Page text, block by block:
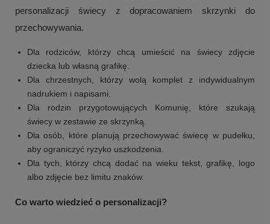
+2
Zobacz więcej
personalizacji świecy z dopracowaniem skrzynki do
przechowywania.
Dla rodziców, którzy chcą umieścić na świecy zdjęcie
dziecka lub własną grafikę.
Dla chrzestnych, którzy wolą komplet z indywidualnym
nadrukiem i napisami.
Dla rodzin przygotowujących Komunię, które szukają
świecy w zestawie ze skrzynką.
Dla osób, które planują przechowywać świecę w pudełku,
aby ograniczyć ryzyko uszkodzenia.
Dla tych, którzy chcą dodać na wieku tekst, grafikę, logo
albo zdjęcie bez limitu znaków.
Co warto wiedzieć o personalizacji?